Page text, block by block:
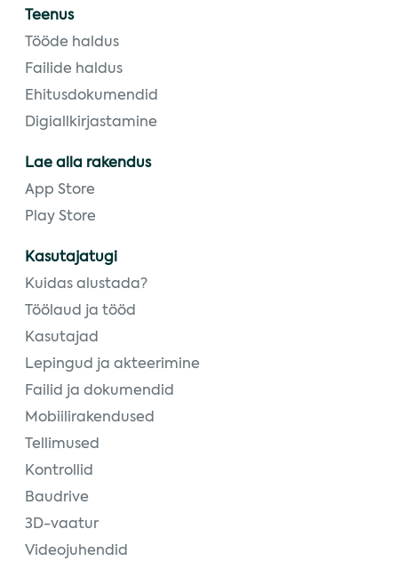
Teenus
Tööde haldus
Failide haldus
Ehitusdokumendid
Digiallkirjastamine
Lae alla rakendus
App Store
Play Store
Kasutajatugi
Kuidas alustada?
Töölaud ja tööd
Kasutajad
Lepingud ja akteerimine
Failid ja dokumendid
Mobiilirakendused
Tellimused
Kontrollid
Baudrive
3D-vaatur
Videojuhendid